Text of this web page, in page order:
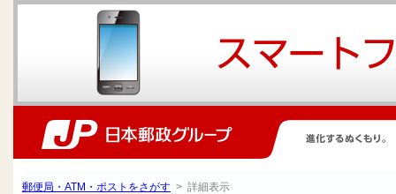
郵便局・ATM・ポストをさがす > 詳細表示